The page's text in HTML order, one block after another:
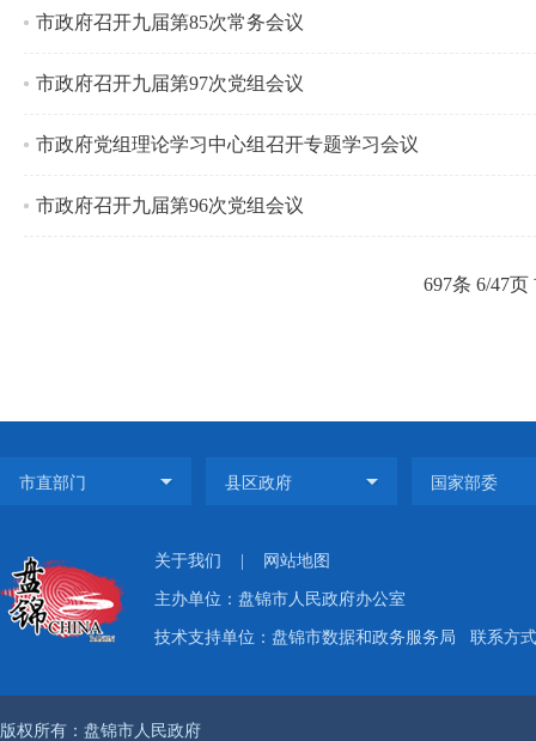
市政府召开九届第85次常务会议
市政府召开九届第97次党组会议
市政府党组理论学习中心组召开专题学习会议
市政府召开九届第96次党组会议
697条 6/47页
关于我们 网站地图
主办单位：盘锦市人民政府办公室
技术支持单位：盘锦市数据和政务服务局 联系方
版权所有：盘锦市人民政府